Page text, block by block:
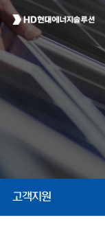
고객지원